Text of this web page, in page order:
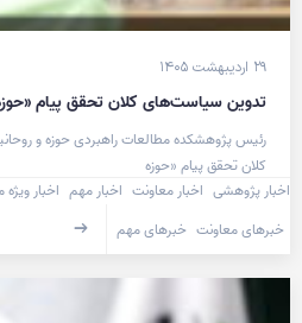
۲۹ اردیبهشت ۱۴۰۵
تدوین سیاست‌های کلان تحقق پیام
رئیس پژوهشکده مطالعات راهبردی حوزه و
کلان تحقق پیام «حوزه
اخبار پژوهشی اخبار معاونت اخبار مهم اخبار
خبرهای معاونت خبرهای مهم